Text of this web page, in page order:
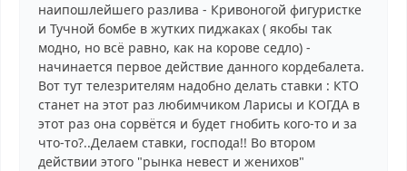
наипошлейшего разлива - Кривоногой фигуристке
и Тучной бомбе в жутких пиджаках ( якобы так
модно, но всё равно, как на корове седло) -
начинается первое действие данного кордебалета.
Вот тут телезрителям надобно делать ставки : КТО
станет на этот раз любимчиком Ларисы и КОГДА в
этот раз она сорвётся и будет гнобить кого-то и за
что-то?..Делаем ставки, господа!! Во втором
действии этого "рынка невест и женихов"